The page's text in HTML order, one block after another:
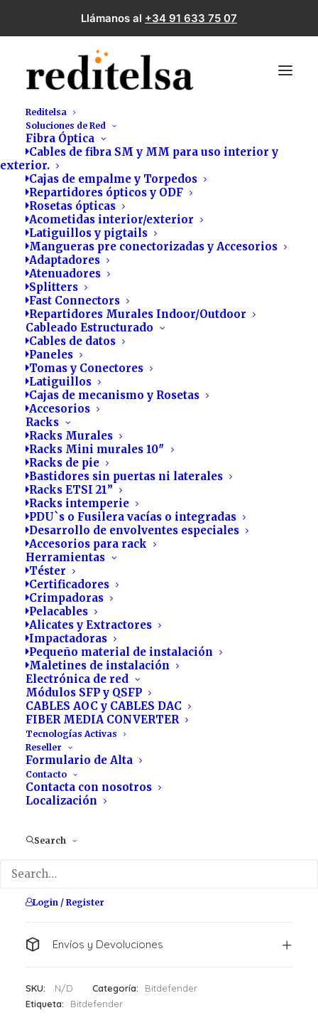
Llámanos al +34 91 633 75 07
Reditelsa
Soluciones de Red
Fibra Óptica
Cables de fibra SM y MM para uso interior y
exterior.
Cajas de empalme y Torpedos
Repartidores ópticos y ODF
Rosetas ópticas
Acometidas interior/exterior
Latiguillos y pigtails
Mangueras pre conectorizadas y Accesorios
Adaptadores
Atenuadores
Splitters
Fast Connectors
Repartidores Murales Indoor/Outdoor
Cableado Estructurado
Cables de datos
Paneles
Tomas y Conectores
Latiguillos
Cajas de mecanismo y Rosetas
Accesorios
Racks
Racks Murales
Racks Mini murales 10″
Racks de pie
Bastidores sin puertas ni laterales
Racks ETSI 21”
Racks intemperie
PDU`s o Fusilera vacías o integradas
Desarrollo de envolventes especiales
Accesorios para rack
Herramientas
Téster
Certificadores
Crimpadoras
Pelacables
Alicates y Extractores
Impactadoras
Pequeño material de instalación
Maletines de instalación
Electrónica de red
Módulos SFP y QSFP
CABLES AOC y CABLES DAC
FIBER MEDIA CONVERTER
Tecnologías Activas
Reseller
Formulario de Alta
Contacto
Contacta con nosotros
Localización
Search
Login / Register
Home Bitdefender MSP
Bitdefender MSP
120.00€- 250.00
Sin adelanto de inversión
Todo incluido. Puesta en marcha de consola,
formación técnica y comercial, soporte y bolsa de
horas. El servicio se prepara listo para actuar nada
más solicitarlo.
Licencias
MSP MSP +
Bitdefender
MSP
cantidad
Añadir al carrito
Valoraciones
Envíos y Devoluciones
SKU: N/D Categoría:
Bitdefender
Etiqueta:
Bitdefender